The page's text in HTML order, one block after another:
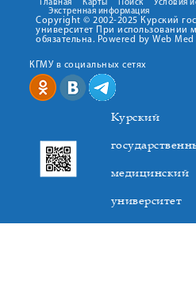
Главная Карты Поиск
Условия
Экстренная информация
Copyright © 2002-2025 Курский
университет При использовании
обязательна. Powered by Web Med
КГМУ в социальных сетях
Курский
медицинский
университет